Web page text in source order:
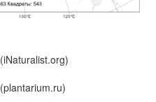
(iNaturalist.org)
(plantarium.ru)